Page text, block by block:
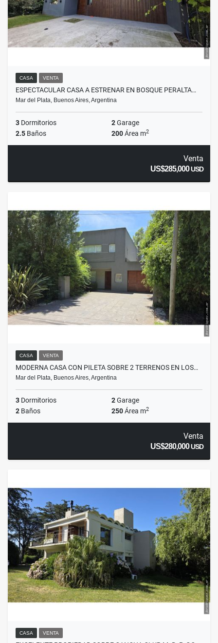
CASA VENTA
ESPECTACULAR CASA A ESTRENAR EN BOSQUE PERALTA…
Mar del Plata, Buenos Aires, Argentina
3 Dormitorios 2Garage
2.5 Baños 200Área m2
Venta
US$285,000USD
CASA VENTA
MODERNA CASA CON PILETA SOBRE 2 TERRENOS EN LOS…
Mar del Plata, Buenos Aires, Argentina
3 Dormitorios 2Garage
2 Baños 250Área m2
Venta
US$280,000USD
CASA VENTA